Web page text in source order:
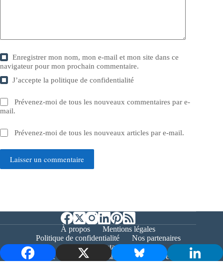
Enregistrer mon nom, mon e-mail et mon site dans ce
navigateur pour mon prochain commentaire.
J’accepte lapolitique de confidentialité
Prévenez-moi de tous les nouveaux commentaires par e-
mail.
Prévenez-moi de tous les nouveaux articles par e-mail.
Laisser un commentaire
À propos
Mentions légales
Politique de confidentialité
Nos partenaires
Contact
Copyright © 2026 - Bernieshoot.fr Journal Web